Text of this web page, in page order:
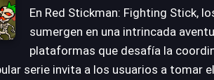
En Red Stickman: Fighting Stick,
sumergen en una intrincada
plataformas que desafía la
serie invita a los usuarios a tomar